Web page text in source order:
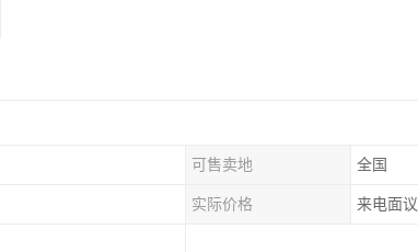
可售卖地 全国
实际价格 来电面议